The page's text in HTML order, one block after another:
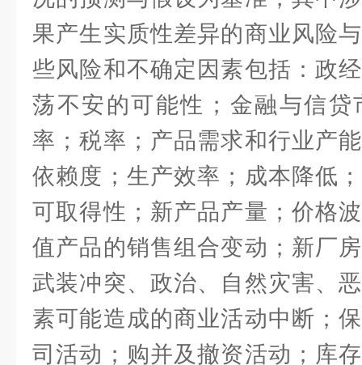
果产生实质性差异的商业风险
些风险和不确定因素包括：政
荡不安的可能性；金融与信贷
率；税率；产品需求和行业产
依赖度；生产效率；成本降低
可取得性；新产品产量；价格
值产品的销售组合变动；新厂
武装冲突、政治、自然灾害、
素可能造成的商业活动中断；
司活动；购并及撤资活动；库